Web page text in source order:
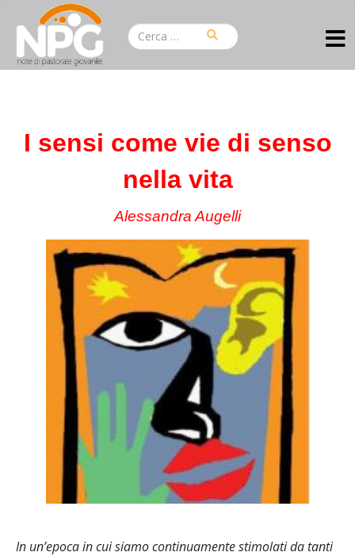
I sensi come vie di senso
nella vita
Alessandra Augelli
In un’epoca in cui siamo continuamente stimolati da tanti